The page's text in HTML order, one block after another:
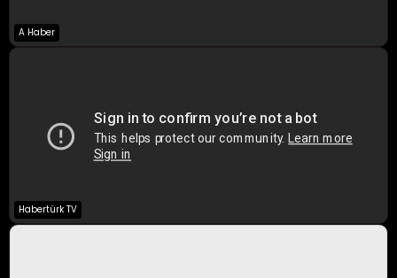
A Para Canlı Bloomberg HT CNBC-E
A Haber
Habertürk TV